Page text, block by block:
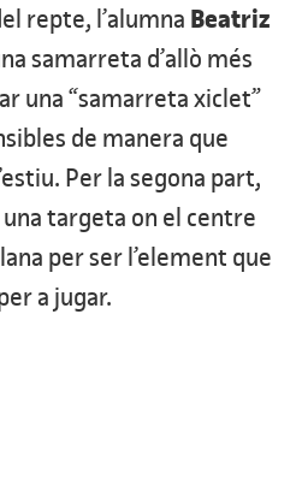
repte, l’alumna Beatriz
samarreta d’allò més
una “samarreta xiclet”
de manera que
Per la segona part,
una targeta on el centre
per ser l’element que
a jugar.